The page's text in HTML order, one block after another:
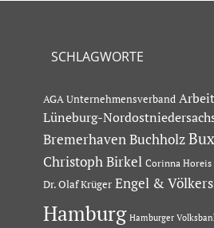
SCHLAGWORTE
AGA Unternehmensverband
Lüneburg-
Bremerhaven Buchholz
Christoph Birkel Corinna Horeis
Dr. Olaf Krüger Engel & Völkers
Hamburg Hamburger